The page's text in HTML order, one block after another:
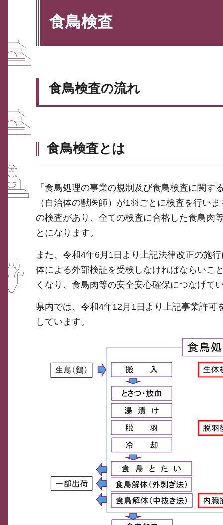
食鳥検査
食鳥検査の流れ
食鳥検査とは
「食鳥処理の事業の規制及び食鳥検査に関
（自治体の獣医師）が1羽ごとに検査を行い
の検査があり、全ての検査に合格した食鳥肉
とになります。
また、令和4年6月1日より上記法律改正の施
体による外部検証を受検しなければならいこ
くなり、食鳥肉等の安全安心確保につなげて
県内では、令和4年12月1日より上記事業許
しています。